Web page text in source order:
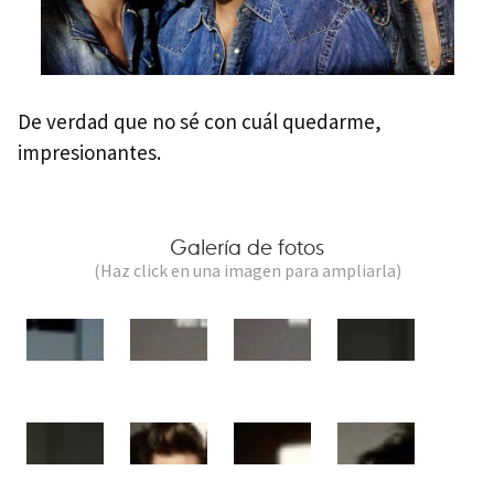
De verdad que no sé con cuál quedarme,
impresionantes.
Galería de fotos
(Haz click en una imagen para ampliarla)